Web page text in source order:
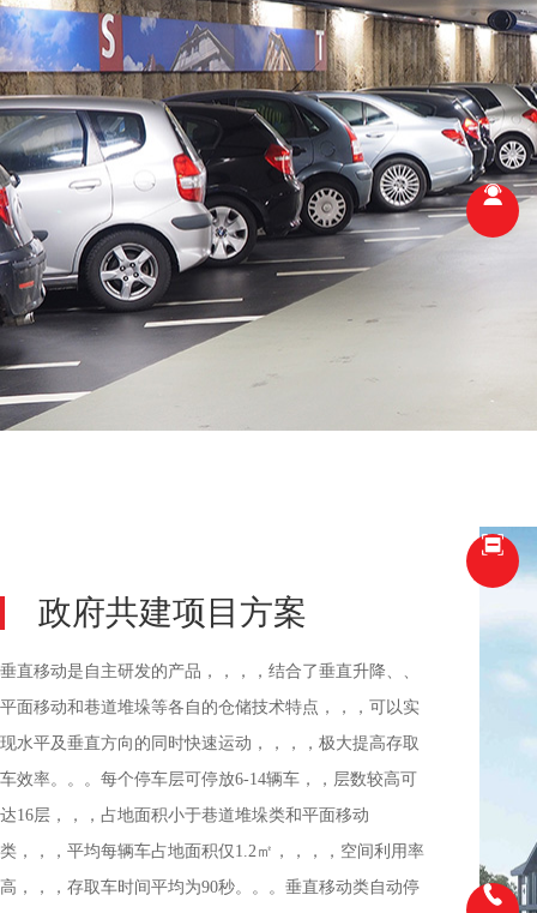
政府共建项目方案
垂直移动是自主研发的产品，，，，结合了垂直升降、、
平面移动和巷道堆垛等各自的仓储技术特点，，，可以实
现水平及垂直方向的同时快速运动，，，，极大提高存取
车效率。。。每个停车层可停放6-14辆车，，层数较高可
达16层，，，占地面积小于巷道堆垛类和平面移动
类，，，平均每辆车占地面积仅1.2㎡，，，，空间利用率
高，，，存取车时间平均为90秒。。。垂直移动类自动停